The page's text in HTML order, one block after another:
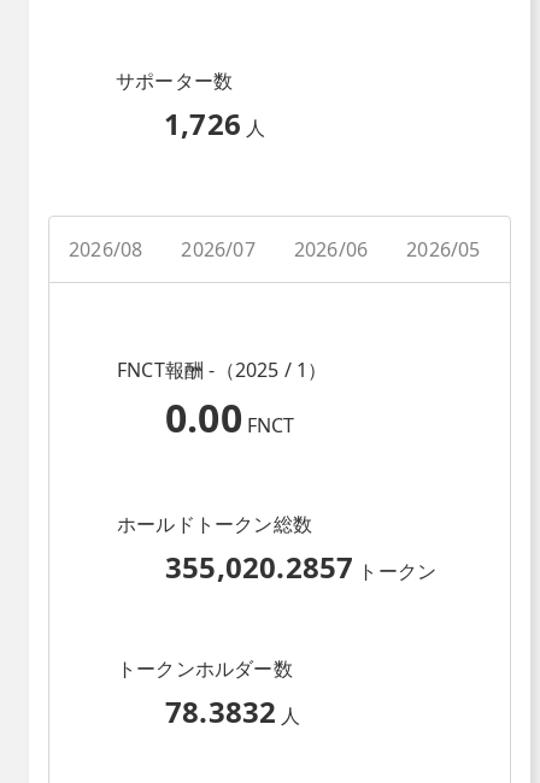
サポーター数
1,726 人
2026/08 2026/07 2026/06 2026/05
FNCT報酬 -（2025 / 1）
0.00 FNCT
ホールドトークン総数
355,020.2857 トークン
トークンホルダー数
78.3832 人